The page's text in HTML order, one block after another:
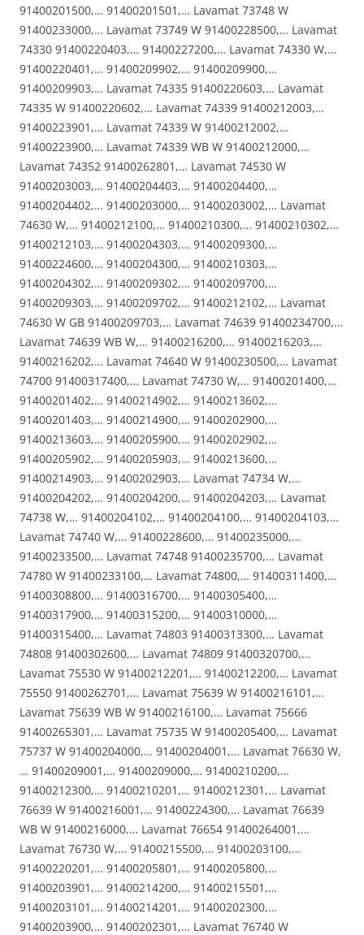
91400201500,… 91400201501,… Lavamat 73748 W
91400233000,… Lavamat 73749 W 91400228500,… Lavamat
74330 91400220403,… 91400227200,… Lavamat 74330 W,…
91400220401,… 91400209902,… 91400209900,…
91400209903,… Lavamat 74335 91400220603,… Lavamat
74335 W 91400220602,… Lavamat 74339 91400212003,…
91400223901,… Lavamat 74339 W 91400212002,…
91400223900,… Lavamat 74339 WB W 91400212000,…
Lavamat 74352 91400262801,… Lavamat 74530 W
91400203003,… 91400204403,… 91400204400,…
91400204402,… 91400203000,… 91400203002,… Lavamat
74630 W,… 91400212100,… 91400210300,… 91400210302,…
91400212103,… 91400204303,… 91400209300,…
91400224600,… 91400204300,… 91400210303,…
91400204302,… 91400209302,… 91400209700,…
91400209303,… 91400209702,… 91400212102,… Lavamat
74630 W GB 91400209703,… Lavamat 74639 91400234700,…
Lavamat 74639 WB W,… 91400216200,… 91400216203,…
91400216202,… Lavamat 74640 W 91400230500,… Lavamat
74700 91400317400,… Lavamat 74730 W,… 91400201400,…
91400201402,… 91400214902,… 91400213602,…
91400201403,… 91400214900,… 91400202900,…
91400213603,… 91400205900,… 91400202902,…
91400205902,… 91400205903,… 91400213600,…
91400214903,… 91400202903,… Lavamat 74734 W,…
91400204202,… 91400204200,… 91400204203,… Lavamat
74738 W,… 91400204102,… 91400204100,… 91400204103,…
Lavamat 74740 W,… 91400228600,… 91400235000,…
91400233500,… Lavamat 74748 91400235700,… Lavamat
74780 W 91400233100,… Lavamat 74800,… 91400311400,…
91400308800,… 91400316700,… 91400305400,…
91400317900,… 91400315200,… 91400310000,…
91400315400,… Lavamat 74803 91400313300,… Lavamat
74808 91400302600,… Lavamat 74809 91400320700,…
Lavamat 75530 W 91400212201,… 91400212200,… Lavamat
75550 91400262701,… Lavamat 75639 W 91400216101,…
Lavamat 75639 WB W 91400216100,… Lavamat 75666
91400265301,… Lavamat 75735 W 91400205400,… Lavamat
75737 W 91400204000,… 91400204001,… Lavamat 76630 W,
… 91400209001,… 91400209000,… 91400210200,…
91400212300,… 91400210201,… 91400212301,… Lavamat
76639 W 91400216001,… 91400224300,… Lavamat 76639
WB W 91400216000,… Lavamat 76654 91400264001,…
Lavamat 76730 W,… 91400215500,… 91400203100,…
91400220201,… 91400205801,… 91400205800,…
91400203901,… 91400214200,… 91400215501,…
91400203101,… 91400214201,… 91400202300,…
91400203900,… 91400202301,… Lavamat 76740 W